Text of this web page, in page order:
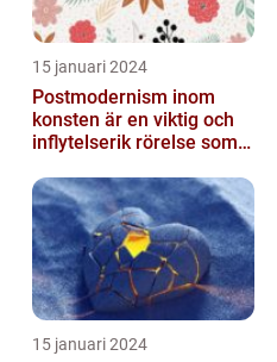
15 januari 2024
Postmodernism inom
konsten är en viktig och
inflytelserik rörelse som
normer o...
15 januari 2024